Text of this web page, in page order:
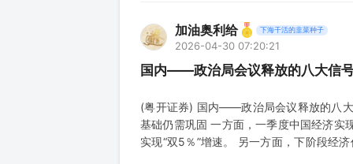
加油奥利给 下海干活的韭菜种子
2026-04-30 07:20:21
国内——政治局会议释放的八大信
(粤开证券) 国内——政治局会议释放的八
基础仍需巩固 一方面，一季度中国经济实
实现“双5％”增速。 另一方面，下阶段经